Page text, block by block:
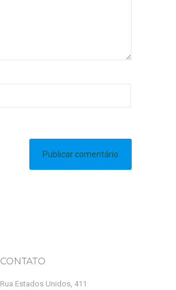
CONTATO
Rua Estados Unidos, 411